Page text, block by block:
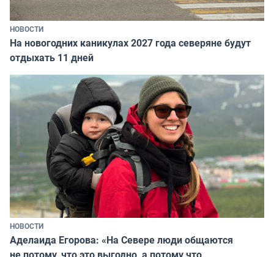
НОВОСТИ
На новогодних каникулах 2027 года северяне будут
отдыхать 11 дней
НОВОСТИ
Аделаида Егорова: «На Севере люди общаются